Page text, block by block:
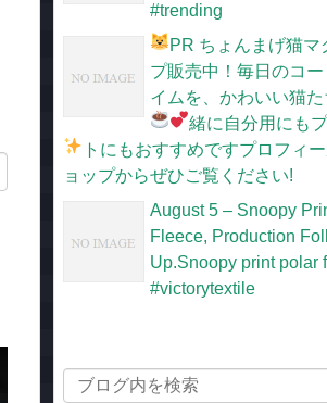
#trending
PR ちょんまげ猫マ
プ販売中！毎日のコー
イムを、かわいい猫
緒に 自分用にも
トにもおすすめですプロフィ
ョップからぜひご覧ください!
August 5 – Snoopy
Fleece, Production
Up.Snoopy print polar
#victorytextile